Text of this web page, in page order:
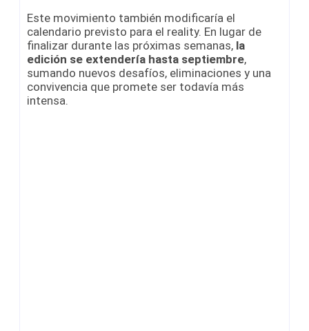
Este movimiento también modificaría el
calendario previsto para el reality. En lugar de
finalizar durante las próximas semanas, la
edición se extendería hasta septiembre,
sumando nuevos desafíos, eliminaciones y una
convivencia que promete ser todavía más
intensa.